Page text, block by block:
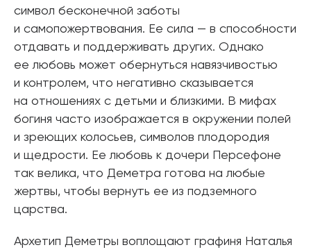
символ бесконечной заботы
и самопожертвования. Ее сила — в способности
отдавать и поддерживать других. Однако
ее любовь может обернуться навязчивостью
и контролем, что негативно сказывается
на отношениях с детьми и близкими. В мифах
богиня часто изображается в окружении полей
и зреющих колосьев, символов плодородия
и щедрости. Ее любовь к дочери Персефоне
так велика, что Деметра готова на любые
жертвы, чтобы вернуть ее из подземного
царства.
Архетип Деметры воплощают графиня Наталья